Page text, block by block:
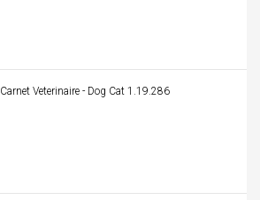
Carnet Veterinaire - Dog Cat 1.19.286